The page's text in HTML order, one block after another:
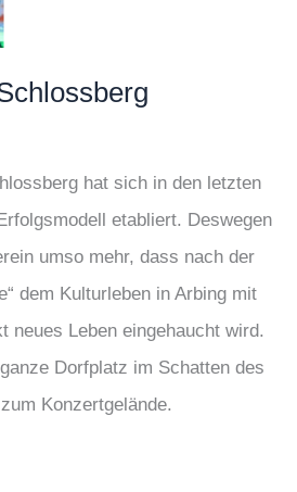
hat sich in den letzten
etabliert. Deswegen
umso mehr, dass nach der
dem Kulturleben in Arbing mit
neues Leben eingehaucht wird.
Dorfplatz im Schatten des
Konzertgelände.